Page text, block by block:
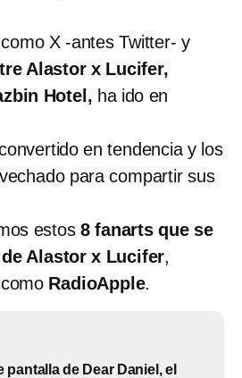
X -antes Twitter- y
Alastor x Lucifer,
Hotel, ha ido en
en tendencia y los
para compartir sus
estos 8 fanarts que se
Alastor x Lucifer,
RadioApple.
pantalla de Dear Daniel, el